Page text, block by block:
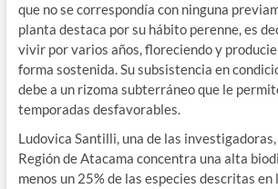
que no se correspondía con ninguna
planta destaca por su hábito perenne, es
vivir por varios años, floreciendo y
forma sostenida. Su subsistencia en
debe a un rizoma subterráneo que le
temporadas desfavorables.
Ludovica Santilli, una de las
Región de Atacama concentra una alta
menos un 25% de las especies descritas en